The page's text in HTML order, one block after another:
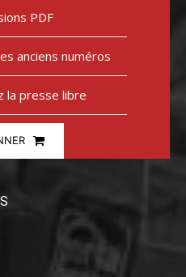
PDF
anciens numéros
la presse libre